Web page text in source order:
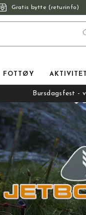
Gratis bytte (returinfo)
FOTTØY AKTIVITET
Bursdagsfest -